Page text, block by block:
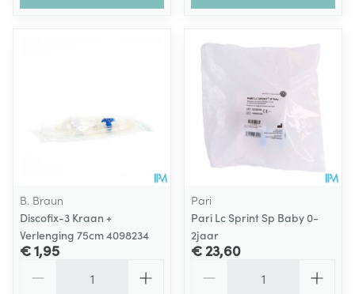
B. Braun
Discofix-3 Kraan +
Verlenging 75cm 4098234
€ 1,95
Pari
Pari Lc Sprint Sp Baby 0-
2jaar
€ 23,60